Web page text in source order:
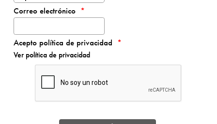
Correo electrónico
Acepto política de privacidad
Ver política de privacidad